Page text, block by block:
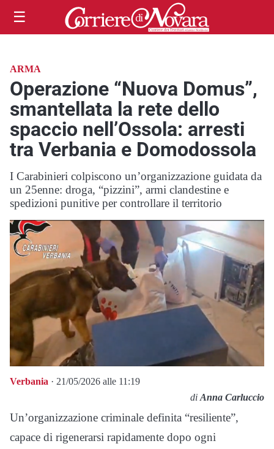
☰
ARMA
Operazione “Nuova Domus”,
smantellata la rete dello
spaccio nell’Ossola: arresti
tra Verbania e Domodossola
I Carabinieri colpiscono un’organizzazione guidata da
un 25enne: droga, “pizzini”, armi clandestine e
spedizioni punitive per controllare il territorio
Verbania · 21/05/2026 alle 11:19
di Anna Carluccio
Un’organizzazione criminale definita “resiliente”,
capace di rigenerarsi rapidamente dopo ogni